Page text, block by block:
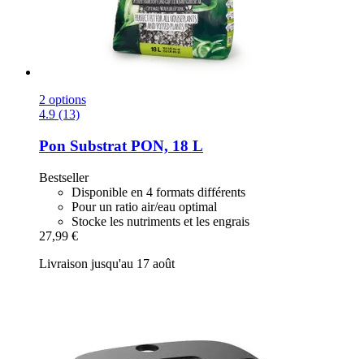
2 options
4.9 (13)
Pon Substrat PON, 18 L
Bestseller
Disponible en 4 formats différents
Pour un ratio air/eau optimal
Stocke les nutriments et les engrais
27,99 €
Livraison jusqu'au 17 août